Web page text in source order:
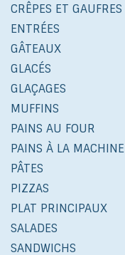
CRÊPES ET GAUFRES
ENTRÉES
GÂTEAUX
GLACÉS
GLAÇAGES
MUFFINS
PAINS AU FOUR
PAINS À LA MACHINE
PÂTES
PIZZAS
PLAT PRINCIPAUX
SALADES
SANDWICHS